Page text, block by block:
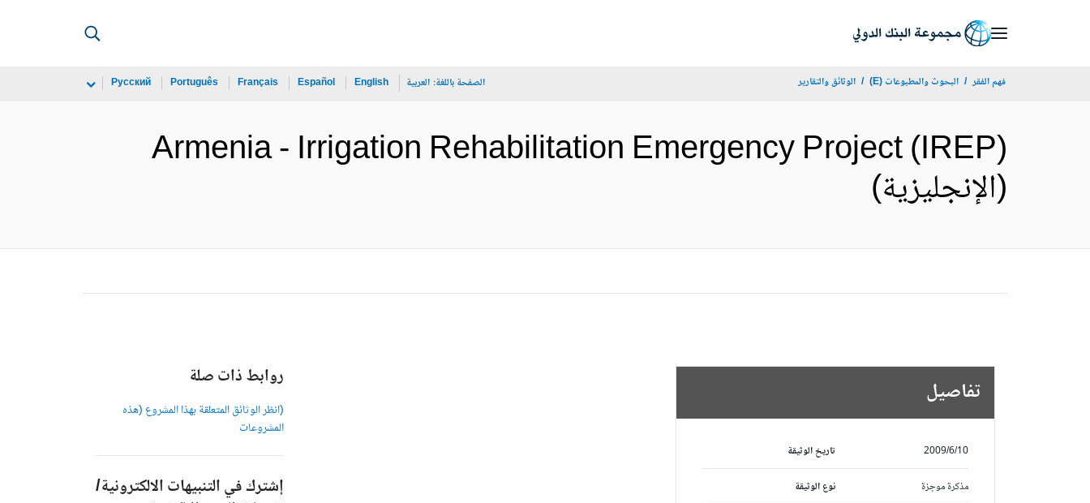
فهم الفقر البحوث والمطبوعات (E) الوثائق والتقارير الصفحة باللغة: العربية English
Español
Français
Português
Русский
Armenia - Irrigation Rehabilitation Emergency Project (IREP)
(الإنجليزية)
تفاصيل
تاريخ الوثيقة 2009/6/10
نوع الوثيقة مذكرة موجزة
روابط ذات صلة
(انظر الوثائق المتعلقة بهذا المشروع (هذه
المشروعات
إشترك في التنبيهات الالكترونية/